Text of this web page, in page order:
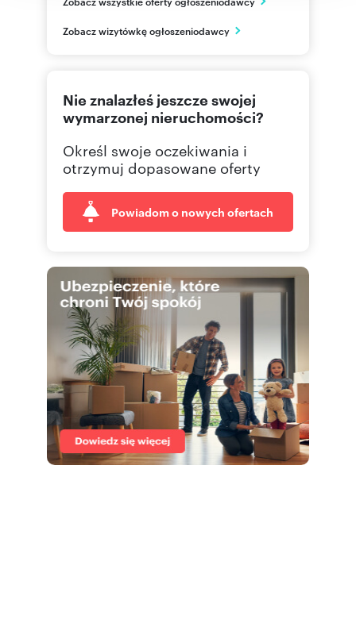
PL
Zobacz wizytówkę ogłoszeniodawcy
Nie znalazłeś jeszcze swojej
wymarzonej nieruchomości?
Określ swoje oczekiwania i
otrzymuj dopasowane oferty
Powiadom o nowych ofertach